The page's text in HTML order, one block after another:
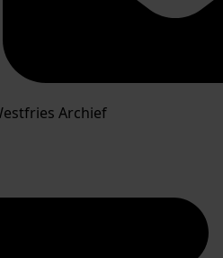
Archief